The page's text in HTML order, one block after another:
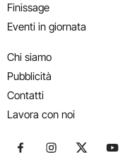
Finissage
Eventi in giornata
Chi siamo
Pubblicità
Contatti
Lavora con noi
Seguici su Facebook
Seguici su
Seguici